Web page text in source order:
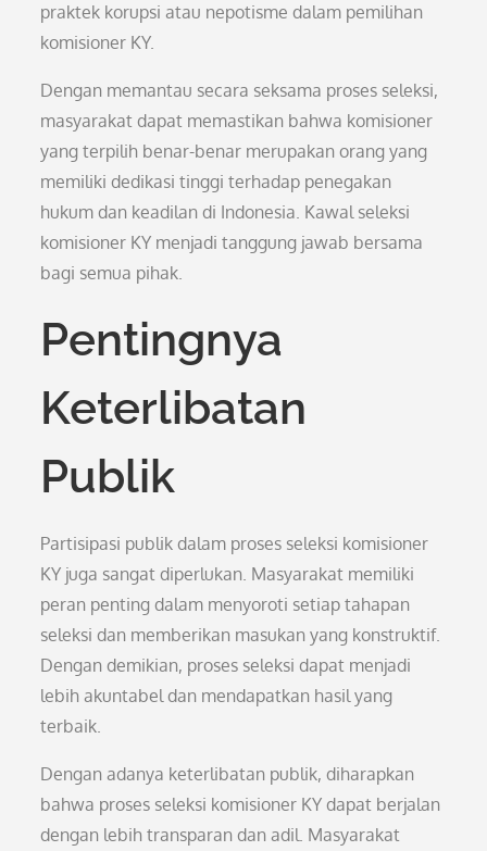
praktek korupsi atau nepotisme dalam pemilihan
komisioner KY.
Dengan memantau secara seksama proses seleksi,
masyarakat dapat memastikan bahwa komisioner
yang terpilih benar-benar merupakan orang yang
memiliki dedikasi tinggi terhadap penegakan
hukum dan keadilan di Indonesia. Kawal seleksi
komisioner KY menjadi tanggung jawab bersama
bagi semua pihak.
Pentingnya
Keterlibatan
Publik
Partisipasi publik dalam proses seleksi komisioner
KY juga sangat diperlukan. Masyarakat memiliki
peran penting dalam menyoroti setiap tahapan
seleksi dan memberikan masukan yang konstruktif.
Dengan demikian, proses seleksi dapat menjadi
lebih akuntabel dan mendapatkan hasil yang
terbaik.
Dengan adanya keterlibatan publik, diharapkan
bahwa proses seleksi komisioner KY dapat berjalan
dengan lebih transparan dan adil. Masyarakat